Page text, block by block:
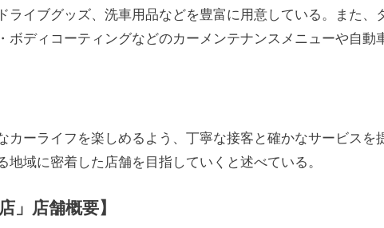
ライブグッズ、洗車用品などを豊富に用意している。また、
ボディコーティングなどのカーメンテナンスメニューや自動
カーライフを楽しめるよう、丁寧な接客と確かなサービスを
域に密着した店舗を目指していくと述べている。
」店舗概要】